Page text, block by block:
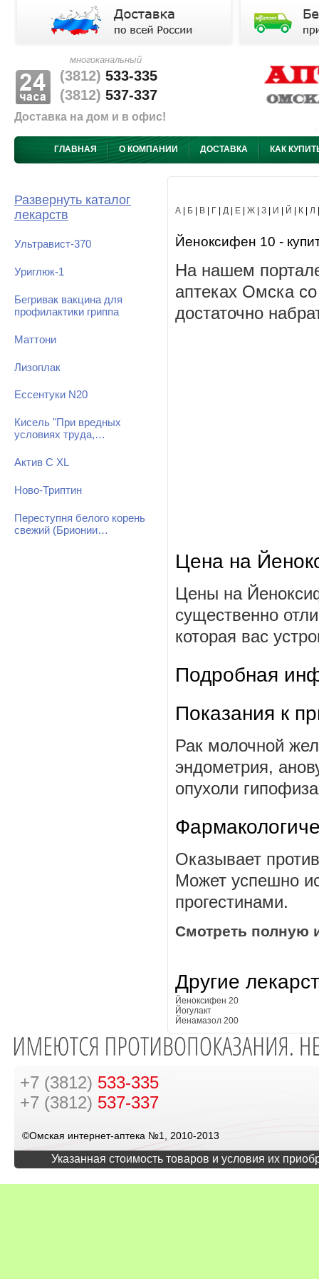
многоканальный
(3812) 533-335
(3812) 537-337
Доставка на дом и в офис!
ГЛАВНАЯ О КОМПАНИИ ДОСТАВКА КАК
Развернуть каталог
лекарств
Ультравист-370
Уриглюк-1
Бегривак вакцина для
профилактики гриппа
Маттони
Лизоплак
Ессентуки N20
Кисель "При вредных
условиях труда,…
Актив С XL
Ново-Триптин
Переступня белого корень
свежий (Брионии…
А Б В Г Д Е Ж З И Й К Л
Йеноксифен 10 -
На нашем
аптеках Омска
достаточно
Цена на
Цены на
существенно
которая вас
Подробная
Показания к
Рак молочной
эндометрия,
опухоли
Оказывает
Может успешно
прогестинами.
Смотреть полную
Другие
Йеноксифен 20
Йогулакт
Йенамазол 200
+7 (3812) 533-335
+7 (3812) 537-337
©Омская интернет-аптека №1, 2010-2013
Указанная стоимость товаров и условия их